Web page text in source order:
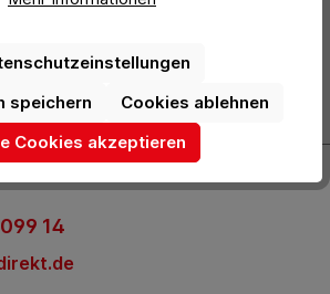
und Angebote informiert.
Newsletter Anmeldung
14
Cookies ablehnen
speichern
Cookies akzeptieren